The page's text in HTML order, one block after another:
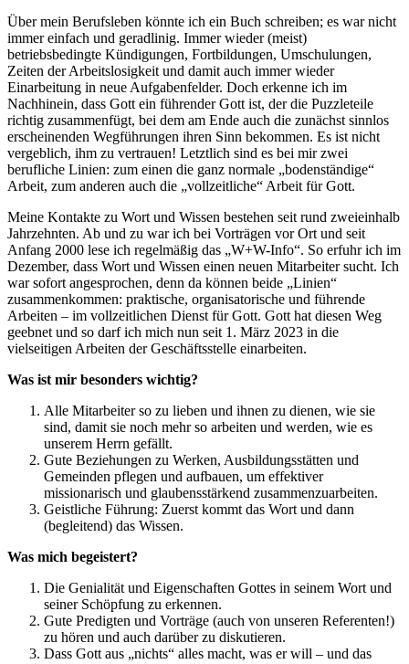
Über mein Berufsleben könnte ich ein Buch schreiben; es war nicht
immer einfach und geradlinig. Immer wieder (meist)
betriebsbedingte Kündigungen, Fortbildungen, Umschulungen,
Zeiten der Arbeitslosigkeit und damit auch immer wieder
Einarbeitung in neue Aufgabenfelder. Doch erkenne ich im
Nachhinein, dass Gott ein führender Gott ist, der die Puzzleteile
richtig zusammenfügt, bei dem am Ende auch die zunächst sinnlos
erscheinenden Wegführungen ihren Sinn bekommen. Es ist nicht
vergeblich, ihm zu vertrauen! Letztlich sind es bei mir zwei
berufliche Linien: zum einen die ganz normale „bodenständige“
Arbeit, zum anderen auch die „vollzeitliche“ Arbeit für Gott.
Meine Kontakte zu Wort und Wissen bestehen seit rund zweieinhalb
Jahrzehnten. Ab und zu war ich bei Vorträgen vor Ort und seit
Anfang 2000 lese ich regelmäßig das „W+W-Info“. So erfuhr ich im
Dezember, dass Wort und Wissen einen neuen Mitarbeiter sucht. Ich
war sofort angesprochen, denn da können beide „Linien“
zusammenkommen: praktische, organisatorische und führende
Arbeiten – im vollzeitlichen Dienst für Gott. Gott hat diesen Weg
geebnet und so darf ich mich nun seit 1. März 2023 in die
vielseitigen Arbeiten der Geschäftsstelle einarbeiten.
Was ist mir besonders wichtig?
Alle Mitarbeiter so zu lieben und ihnen zu dienen, wie sie
sind, damit sie noch mehr so arbeiten und werden, wie es
unserem Herrn gefällt.
Gute Beziehungen zu Werken, Ausbildungsstätten und
Gemeinden pflegen und aufbauen, um effektiver
missionarisch und glaubensstärkend zusammenzuarbeiten.
Geistliche Führung: Zuerst kommt das Wort und dann
(begleitend) das Wissen.
Was mich begeistert?
Die Genialität und Eigenschaften Gottes in seinem Wort und
seiner Schöpfung zu erkennen.
Gute Predigten und Vorträge (auch von unseren Referenten!)
zu hören und auch darüber zu diskutieren.
Dass Gott aus „nichts“ alles macht, was er will – und das